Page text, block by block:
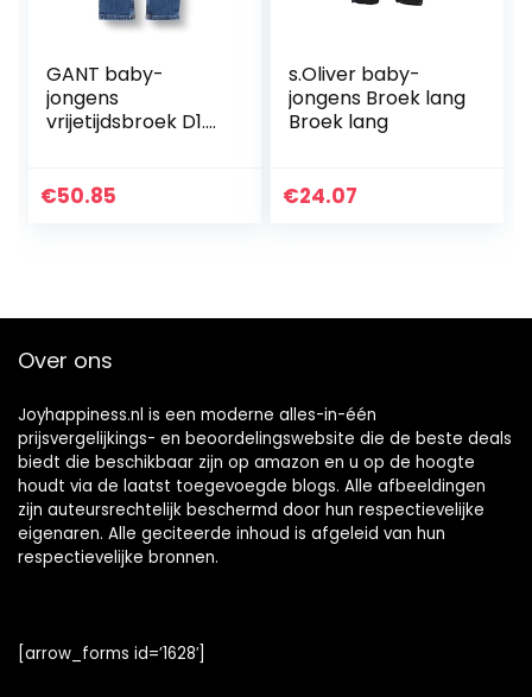
GANT baby-
jongens
vrijetijdsbroek D1.
€50.85
s.Oliver baby-
jongens Broek lang
Broek lang
€24.07
Over ons
Joyhappiness.nl is een moderne alles-in-één
prijsvergelijkings- en beoordelingswebsite die de beste deals
biedt die beschikbaar zijn op amazon en u op de hoogte
houdt via de laatst toegevoegde blogs. Alle afbeeldingen
zijn auteursrechtelijk beschermd door hun respectievelijke
eigenaren. Alle geciteerde inhoud is afgeleid van hun
respectievelijke bronnen.
[arrow_forms id=’1628′]